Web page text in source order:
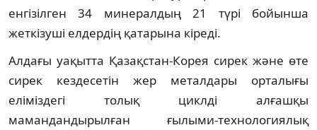
енгізілген 34 минералдың 21 түрі бойынша
жеткізуші елдердің қатарына кіреді.
Алдағы уақытта Қазақстан-Корея сирек және өте
сирек кездесетін жер металдары орталығы
еліміздегі толық циклді алғашқы
мамандандырылған ғылыми-технологиялық